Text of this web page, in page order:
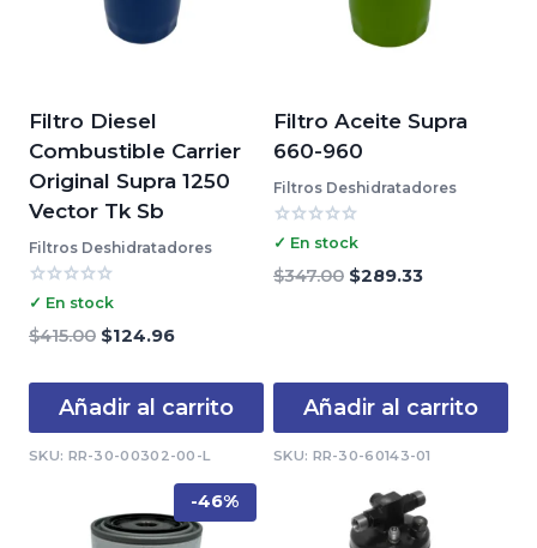
Filtro Diesel
Combustible Carrier
Original Supra 1250
Vector Tk Sb
Filtros Deshidratadores
Valorado
0
de
✓ En stock
$415.00 El
era:
$124.96El
es:
Añadir al carrito
SKU: RR-30-00302-00-L
Filtro Aceite Supra
660-960
Filtros Deshidratadores
Valorado
0
de
✓ En stock
$347.00 El
$347.00.
$289.33El
$289.33.
Añadir al carrito
SKU: RR-30-60143-01
-46%